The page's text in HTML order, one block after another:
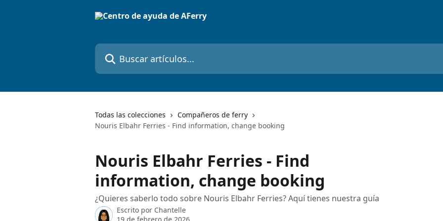
Buscar artículos...
Todas las colecciones
Compañeros de ferry
Nouris Elbahr Ferries - Find information, change booking
Nouris Elbahr Ferries - Find
information, change booking
¿Quieres saberlo todo sobre Nouris Elbahr Ferries? Aquí tienes nuestra guía
Escrito por Chantelle